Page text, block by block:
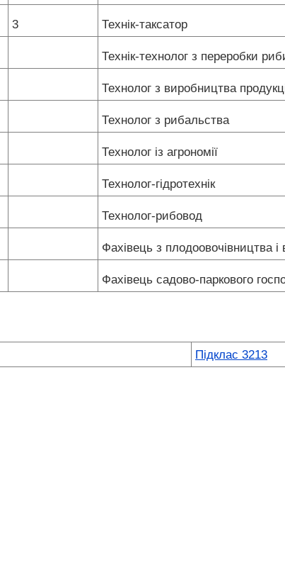
3 Технік-таксатор
Технік-технолог з переробки
Технолог з виробництва
Технолог з рибальства
Технолог із агрономії
Технолог-гідротехнік
Технолог-рибовод
Фахівець з плодоовочівництва і
Фахівець садово-паркового
Підклас 3213